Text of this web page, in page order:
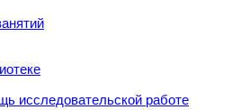
исследовательской работе